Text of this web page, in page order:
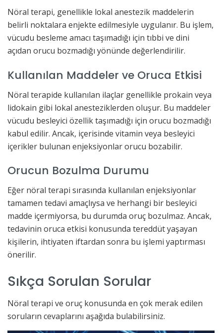
Nöral terapi, genellikle lokal anestezik maddelerin
belirli noktalara enjekte edilmesiyle uygulanır. Bu işlem,
vücudu besleme amacı taşımadığı için tıbbi ve dini
açıdan orucu bozmadığı yönünde değerlendirilir.
Kullanılan Maddeler ve Oruca Etkisi
Nöral terapide kullanılan ilaçlar genellikle prokain veya
lidokain gibi lokal anesteziklerden oluşur. Bu maddeler
vücudu besleyici özellik taşımadığı için orucu bozmadığı
kabul edilir. Ancak, içerisinde vitamin veya besleyici
içerikler bulunan enjeksiyonlar orucu bozabilir.
Orucun Bozulma Durumu
Eğer nöral terapi sırasında kullanılan enjeksiyonlar
tamamen tedavi amaçlıysa ve herhangi bir besleyici
madde içermiyorsa, bu durumda oruç bozulmaz. Ancak,
tedavinin oruca etkisi konusunda tereddüt yaşayan
kişilerin, ihtiyaten iftardan sonra bu işlemi yaptırması
önerilir.
Sıkça Sorulan Sorular
Nöral terapi ve oruç konusunda en çok merak edilen
soruların cevaplarını aşağıda bulabilirsiniz.